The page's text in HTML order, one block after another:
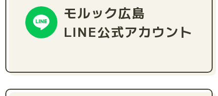
モルック広島
LINE公式アカウント